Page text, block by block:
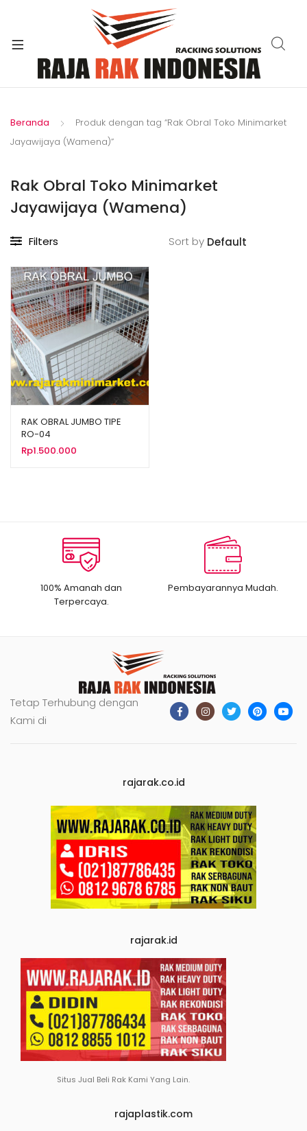
Beranda
Produk dengan tag “Rak Obral Toko Minimarket
Jayawijaya (Wamena)”
Rak Obral Toko Minimarket
Jayawijaya (Wamena)
Filters Sort by
RAK OBRAL JUMBO TIPE
RO-04
Rp1.500.000
100% Amanah dan
Terpercaya.
Pembayarannya Mudah.
Tetap Terhubung dengan
Kami di
rajarak.co.id
rajarak.id
Situs Jual Beli Rak Kami Yang Lain.
rajaplastik.com